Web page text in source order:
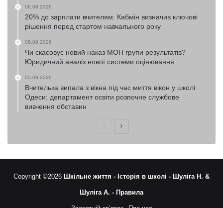
06.08.2026
20% до зарплати вчителям: Кабмін визначив ключові
рішення перед стартом навчального року
06.08.2026
Чи скасовує новий наказ МОН групи результатів?
Юридичний аналіз нової системи оцінювання
05.08.2026
Вчителька випала з вікна під час миття вікон у школі
Одеси: департамент освіти розпочне службове
вивчення обставин
ПопередняНаступна
Copyright ©2026 Шкільне життя - Історія в школі - Шуліга Н. &
Шуліга А. - Правила